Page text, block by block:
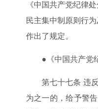
《中国共产党纪律
民主集中制原则行
作出了规定。
●《中国共产党纪
第七十七条 违反
为之一的，给予警